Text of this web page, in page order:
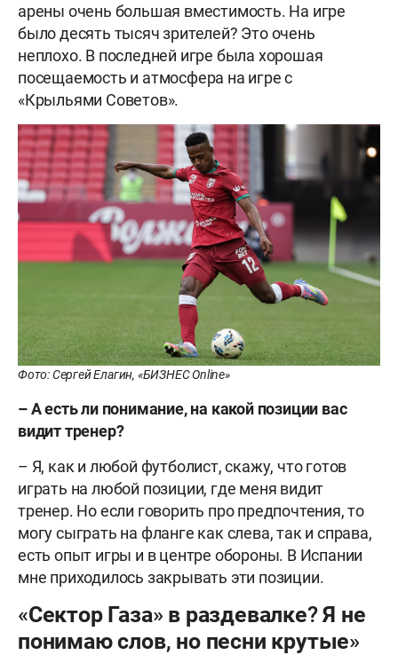
арены очень большая вместимость. На игре
было десять тысяч зрителей? Это очень
неплохо. В последней игре была хорошая
посещаемость и атмосфера на игре с
«Крыльями Советов».
Фото: Сергей Елагин, «БИЗНЕС Online»
– А есть ли понимание, на какой позиции вас
видит тренер?
– Я, как и любой футболист, скажу, что готов
играть на любой позиции, где меня видит
тренер. Но если говорить про предпочтения, то
могу сыграть на фланге как слева, так и справа,
есть опыт игры и в центре обороны. В Испании
мне приходилось закрывать эти позиции.
«Сектор Газа» в раздевалке? Я не
понимаю слов, но песни крутые»